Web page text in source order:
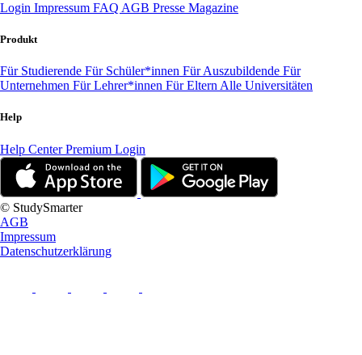
Login Impressum FAQ AGB Presse Magazine
Produkt
Für Studierende Für Schüler*innen Für Auszubildende Für
Unternehmen Für Lehrer*innen Für Eltern Alle Universitäten
Help
Help CenterPremium Login
© StudySmarter
AGB
Impressum
Datenschutzerklärung